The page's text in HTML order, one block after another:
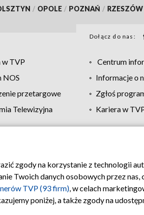
/ OPOLE / POZNAŃ / RZESZÓW
Dołącz do nas:
w TVP Centrum
NOS Informacje o
przetargowe Zgłoś
Telewizyjna Kariera w
Polityka prywatności Moje
zgody na korzystanie z technologii
Twoich danych osobowych przez
TVP (93 firm), w celach
poniżej, a także zgody na